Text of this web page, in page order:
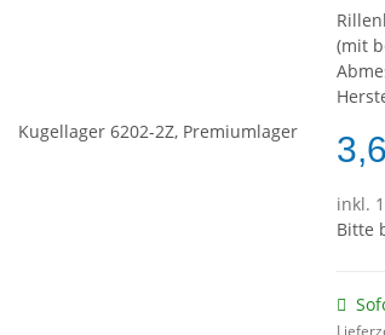
(mit
inkl.
Bitte